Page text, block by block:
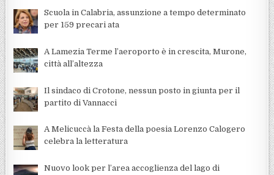
Scuola in Calabria, assunzione a tempo determinato
per 159 precari ata
A Lamezia Terme l’aeroporto è in crescita, Murone,
città all’altezza
Il sindaco di Crotone, nessun posto in giunta per il
partito di Vannacci
A Melicuccà la Festa della poesia Lorenzo Calogero
celebra la letteratura
Nuovo look per l’area accoglienza del lago di